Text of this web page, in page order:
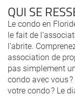
QUI SE
Le condo en
le fait de
l’abrite.
association de
pas simplement
condo avec vous
votre condo ? Le